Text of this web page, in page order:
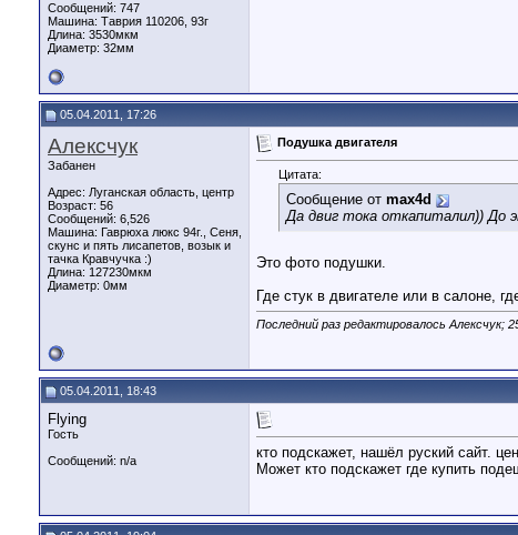
Сообщений: 747
Машина: Таврия 110206, 93г
Длина: 3530мкм
Диаметр: 32мм
05.04.2011, 17:26
Алексчук
Забанен
Адрес: Луганская область, центр
Возраст: 56
Сообщений: 6,526
Машина: Гаврюха люкс 94г., Сеня,
скунс и пять лисапетов, возык и
тачка Кравчучка :)
Длина: 127230мкм
Диаметр: 0мм
Подушка двигателя
Цитата:
Сообщение от max4d
Да двиг тока откапиталил)) До
Это фото подушки.
Где стук в двигателе или в салоне,
Последний раз редактировалось Алексчук;
05.04.2011, 18:43
Flying
Гость
Сообщений: n/a
кто подскажет, нашёл руский сайт.
Может кто подскажет где купить